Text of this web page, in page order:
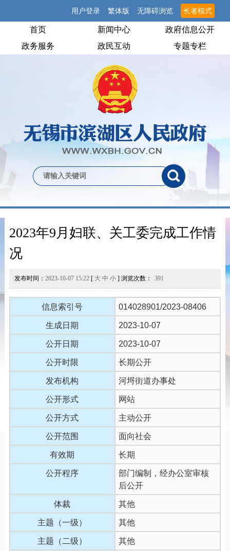
用户登录 繁体版 无障碍浏览 长者模式
首页 新闻中心
政府信息公开
政务服务
政民互动 专题专栏
2023年9月妇联、关工委完成工作情
况
发布时间： 2023-10-07 15:22[ 大 中 小] 浏览次数： 391
信息索引号 014028901/2023-08406
生成日期 2023-10-07
公开日期 2023-10-07
公开时限 长期公开
发布机构 河埒街道办事处
公开形式 网站
公开方式 主动公开
公开范围 面向社会
有效期 长期
公开程序
部门编制，经办公室审核
后公开
体裁 其他
主题（一级） 其他
主题（二级） 其他